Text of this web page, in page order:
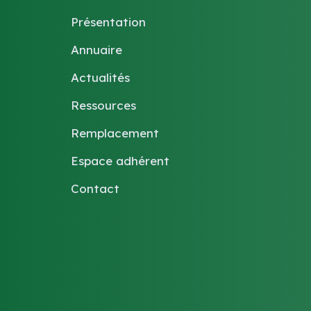
Présentation
Annuaire
Actualités
Ressources
Remplacement
Espace adhérent
Contact